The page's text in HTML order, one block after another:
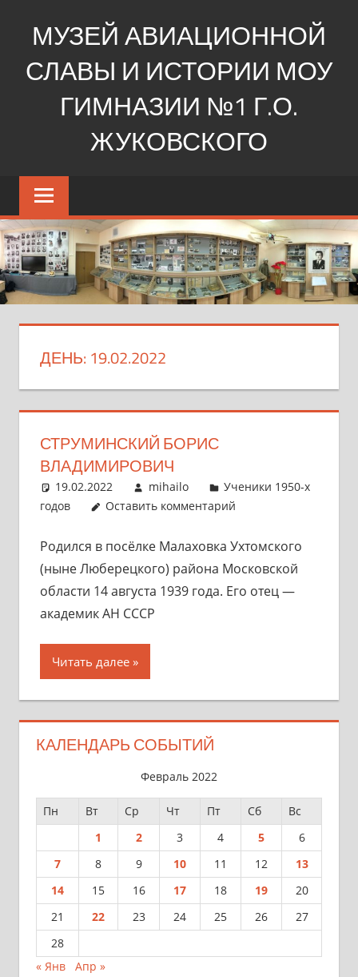
МУЗЕЙ АВИАЦИОННОЙ
СЛАВЫ И ИСТОРИИ МОУ
ГИМНАЗИИ №1 Г.О.
ЖУКОВСКОГО
Ещё
один
на
WordPress
ДЕНЬ: 19.02.2022
СТРУМИНСКИЙ БОРИС
ВЛАДИМИРОВИЧ
19.02.2022 mihailo
Ученики 1950-х
годов
Оставить комментарий
Родился в посёлке Малаховка Ухтомского
(ныне Люберецкого) района Московской
области 14 августа 1939 года. Его отец —
академик АН СССР
Читать далее
КАЛЕНДАРЬ СОБЫТИЙ
Февраль 2022
Пн Вт Ср Чт Пт Сб
Вс
1
2 3 4 5
6
7
8 9 10 11 12
13
14
15 16 17 18 19
20
21
22 23 24 25 26
27
28
« Янв
Апр »